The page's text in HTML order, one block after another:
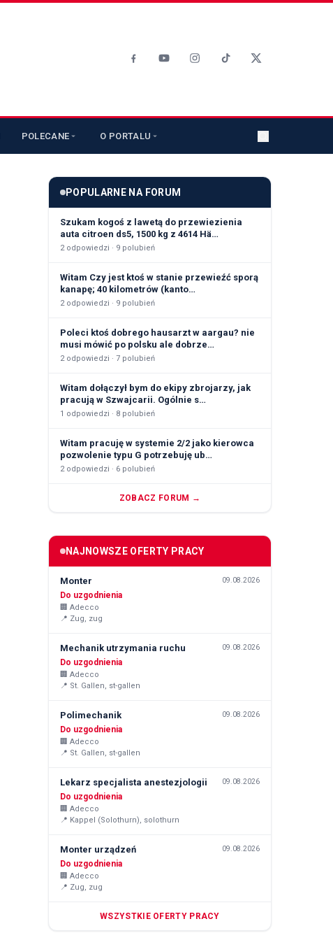
POLECANE O PORTALU
POPULARNE NA FORUM
Szukam kogoś z lawetą do przewiezienia
auta citroen ds5, 1500 kg z 4614 Hä…
2odpowiedzi · 9 polubień
Witam Czy jest ktoś w stanie przewieźć sporą
kanapę; 40 kilometrów (kanto…
2odpowiedzi · 9 polubień
Poleci ktoś dobrego hausarzt w aargau? nie
musi mówić po polsku ale dobrze…
2odpowiedzi · 7 polubień
Witam dołączył bym do ekipy zbrojarzy, jak
pracują w Szwajcarii. Ogólnie s…
1 odpowiedzi · 8 polubień
Witam pracuję w systemie 2/2 jako kierowca
pozwolenie typu G potrzebuję ub…
2odpowiedzi · 6 polubień
ZOBACZ FORUM →
NAJNOWSZE OFERTY PRACY
Monter 09.08.2026
Do uzgodnienia
🏢 Adecco
📍 Zug, zug
Mechanik utrzymania ruchu 09.08.2026
Do uzgodnienia
🏢 Adecco
📍 St. Gallen, st-gallen
Polimechanik 09.08.2026
Do uzgodnienia
🏢 Adecco
📍 St. Gallen, st-gallen
Lekarz specjalista anestezjologii 09.08.2026
Do uzgodnienia
🏢 Adecco
📍 Kappel (Solothurn), solothurn
Monter urządzeń 09.08.2026
Do uzgodnienia
🏢 Adecco
📍 Zug, zug
WSZYSTKIE OFERTY PRACY